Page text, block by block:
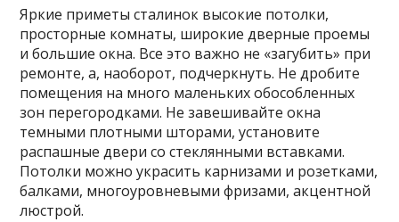
Яркие приметы сталинок высокие потолки,
просторные комнаты, широкие дверные проемы
и большие окна. Все это важно не «загубить» при
ремонте, а, наоборот, подчеркнуть. Не дробите
помещения на много маленьких обособленных
зон перегородками. Не завешивайте окна
темными плотными шторами, установите
распашные двери со стеклянными вставками.
Потолки можно украсить карнизами и розетками,
балками, многоуровневыми фризами, акцентной
люстрой.